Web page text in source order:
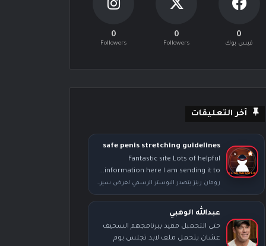
0
فيس بوك
0
Followers
0
Followers
آخر التعليقات
safe penis stretching guidelines
Fantastic site Lots of helpful
information here I am sending it to...
رومان رينز يتصدر البوستر الرسمي لعرض سيرفايفر سيريز بعد محطة راسلمينيا
عبدالله الوهبي
حتى التحمبل مقيد ببرنامجهم السحيف
عشان يتحمل ملف لابد تجلس يوم